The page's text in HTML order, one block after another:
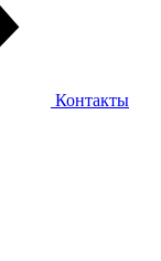
Контакты